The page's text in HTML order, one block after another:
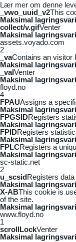
Lær mer om denne
_vwo_uuid_v2This
Maksimal
collect/v.gifVenter
Maksimal
assets.voyado.com
2
_vaContains an visitor
Maksimal
_vaIVenter
Maksimal
floyd.no
4
FPAUAssigns a
Maksimal
FPGSIDRegisters
Maksimal
FPIDRegisters
Maksimal
FPLCRegisters a
Maksimal
sc-static.net
2
u_scsidRegisters
Maksimal
X-ABThis cookie is
of the site.
Maksimal
www.floyd.no
1
scrollLockVenter
Maksimal